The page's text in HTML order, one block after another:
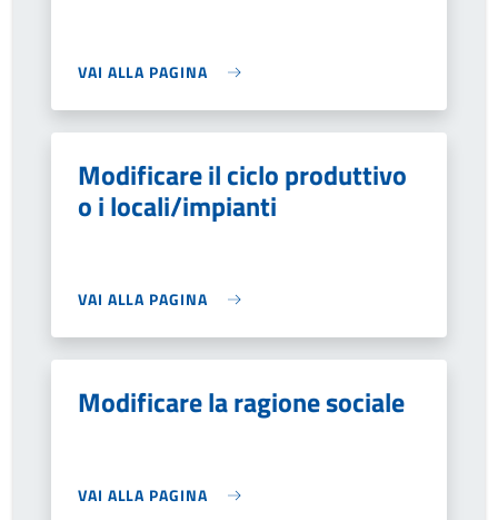
VAI ALLA PAGINA
Modificare il ciclo produttivo
o i locali/impianti
VAI ALLA PAGINA
Modificare la ragione sociale
VAI ALLA PAGINA